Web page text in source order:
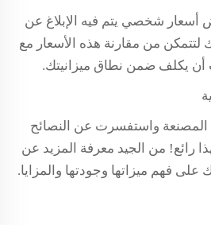
شخصي يتم فيه الإبلاغ عن
لتتمكن من مقارنة هذه الأسعار مع
أن يكلف ضمن نطاق ميزانيتك.
واستفسرت عن النصائح
رائع! من الجيد معرفة المزيد عن
فهم ميزاتها وجودتها والمزايا.